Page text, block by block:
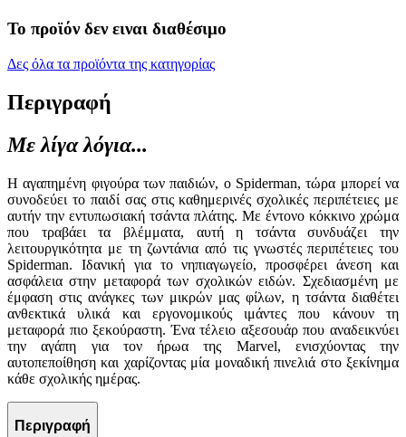
Το προϊόν δεν ειναι διαθέσιμο
Δες όλα τα προϊόντα της κατηγορίας
Περιγραφή
Με λίγα λόγια...
Η αγαπημένη φιγούρα των παιδιών, ο Spiderman, τώρα μπορεί να
συνοδεύει το παιδί σας στις καθημερινές σχολικές περιπέτειες με
αυτήν την εντυπωσιακή τσάντα πλάτης. Με έντονο κόκκινο χρώμα
που τραβάει τα βλέμματα, αυτή η τσάντα συνδυάζει την
λειτουργικότητα με τη ζωντάνια από τις γνωστές περιπέτειες του
Spiderman. Ιδανική για το νηπιαγωγείο, προσφέρει άνεση και
ασφάλεια στην μεταφορά των σχολικών ειδών. Σχεδιασμένη με
έμφαση στις ανάγκες των μικρών μας φίλων, η τσάντα διαθέτει
ανθεκτικά υλικά και εργονομικούς ιμάντες που κάνουν τη
μεταφορά πιο ξεκούραστη. Ένα τέλειο αξεσουάρ που αναδεικνύει
την αγάπη για τον ήρωα της Marvel, ενισχύοντας την
αυτοπεποίθηση και χαρίζοντας μία μοναδική πινελιά στο ξεκίνημα
κάθε σχολικής ημέρας.
Περιγραφή